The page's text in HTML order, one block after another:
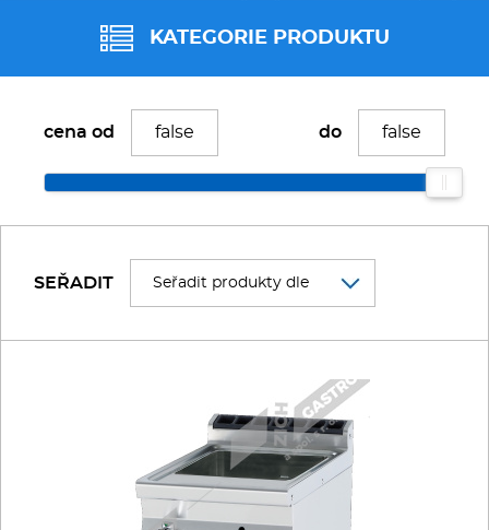
Fritézy
Gastronádoby
Kávovary
KATEGORIE PRODUKTU
Vařiče a výrobníky těstovin
Vařiče těstovin ALBA
Vařiče těstovin FAGOR
Vařiče těstovin RM GASTRO
VÝROBNÍKY TĚSTOVIN
cena od do
SEŘADIT